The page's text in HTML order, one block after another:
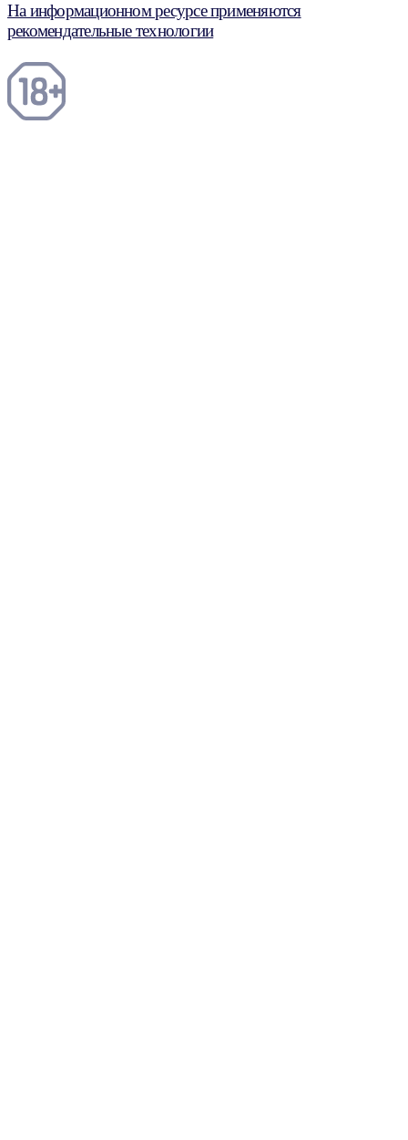
На информационном ресурсе применяются
рекомендательные технологии